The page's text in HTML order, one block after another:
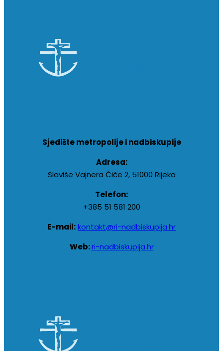
Sjedište metropolije i nadbiskupije
Adresa:
Slaviše Vajnera Čiče 2, 51000 Rijeka
Telefon:
+385 51 581 200
E-mail:kontakt@ri-nadbiskupija.hr
Web:ri-nadbiskupija.hr